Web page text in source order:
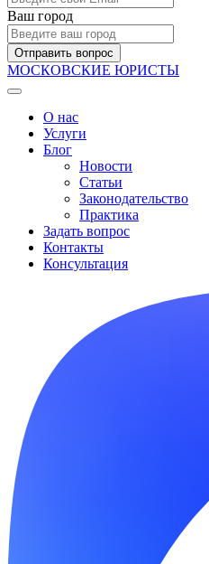
Ваш город
Отправить вопрос
МОСКОВСКИЕ ЮРИСТЫ
О нас
Услуги
Блог
Новости
Статьи
Законодательство
Практика
Задать вопрос
Контакты
Консультация